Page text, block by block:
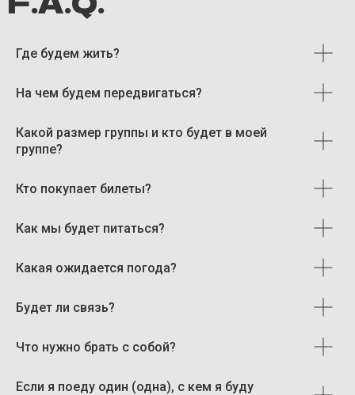
Где будем жить?
На чем будем передвигаться?
Какой размер группы и кто будет в моей
группе?
Кто покупает билеты?
Как мы будет питаться?
Какая ожидается погода?
Будет ли связь?
Что нужно брать с собой?
Если я поеду один (одна), с кем я буду
Забронировать тур
info@iamstrolling.com